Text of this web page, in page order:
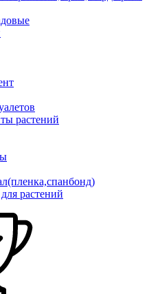
растений
растений